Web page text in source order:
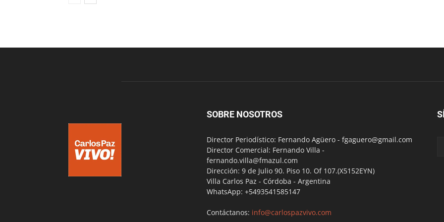
SOBRE NOSOTROS
Director Periodístico: Fernando Agüero - fgaguero@gmail.com
Director Comercial: Fernando Villa -
fernando.villa@fmazul.com
Dirección: 9 de Julio 90. Piso 10. Of 107.(X5152EYN)
Villa Carlos Paz - Córdoba - Argentina
WhatsApp: +5493541585147
Contáctanos: info@carlospazvivo.com